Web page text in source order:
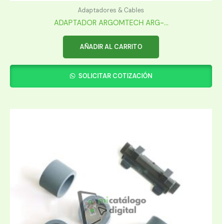
Adaptadores & Cables
ADAPTADOR ARGOMTECH ARG-...
AÑADIR AL CARRITO
SOLICITAR COTIZACIÓN